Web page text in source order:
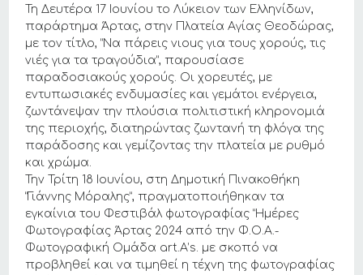
Τη Δευτέρα 17 Ιουνίου το Λύκειον των Ελληνίδων,
παράρτημα Άρτας, στην Πλατεία Αγίας Θεοδώρας,
με τον τίτλο, “Να πάρεις νιοuς για τους χορούς, τις
νιές για τα τραγούδια”, παρουσίασε
παραδοσιακούς χορούς. Οι χορευτές, με
εντυπωσιακές ενδυμασίες και γεμάτοι ενέργεια,
ζωντάνεψαν την πλούσια πολιτιστική κληρονομιά
της περιοχής, διατηρώντας ζωντανή τη φλόγα της
παράδοσης και γεμίζοντας την πλατεία με ρυθμό
και χρώμα.
Την Τρίτη 18 Ιουνίου, στη Δημοτική Πινακοθήκη
“Γιάννης Μόραλης”, πραγματοποιήθηκαν τα
εγκαίνια του Φεστιβάλ φωτογραφίας “Ημέρες
Φωτογραφίας Άρτας 2024 από την Φ.Ο.Α.-
Φωτογραφική Ομάδα art.A’s. με σκοπό να
προβληθεί και να τιμηθεί η τέχνη της φωτογραφίας